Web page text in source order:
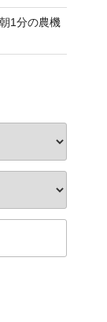
1分の農機